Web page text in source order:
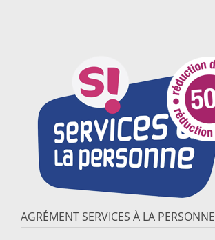
AGRÉMENT SERVICES À LA PERSONNE